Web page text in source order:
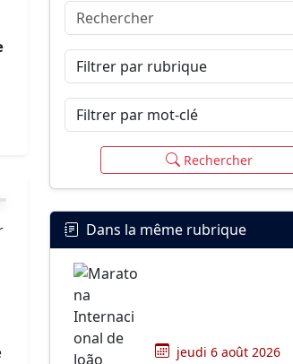
Rechercher
Filtrer par rubrique
Filtrer par mot-clé
Rechercher
Dans la même rubrique
jeudi 6 août 2026